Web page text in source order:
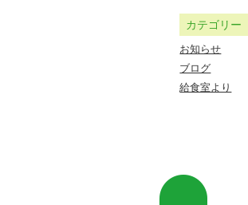
カテゴリー
お知らせ
ブログ
給食室より